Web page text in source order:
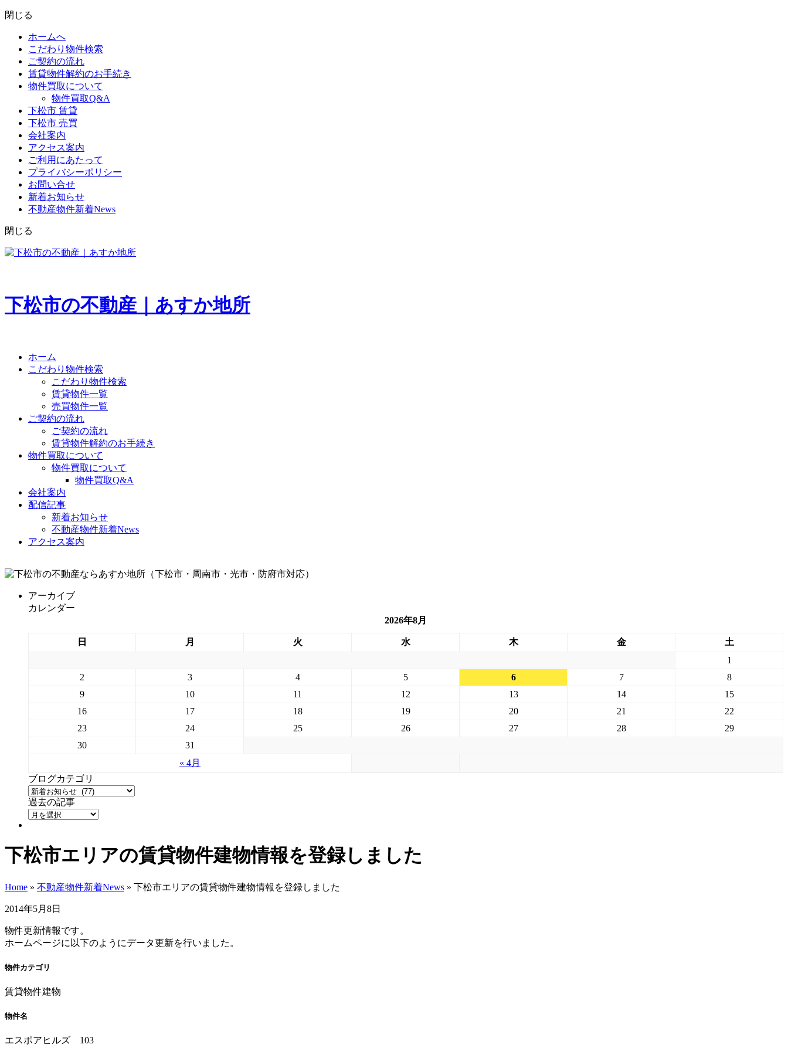
閉じる
ホームへ
こだわり物件検索
ご契約の流れ
賃貸物件解約のお手続き
物件買取について
物件買取Q&A
下松市 賃貸
下松市 売買
会社案内
アクセス案内
ご利用にあたって
プライバシーポリシー
お問い合せ
新着お知らせ
不動産物件新着News
閉じる
下松市の不動産｜あすか地所
ホーム
こだわり物件検索
こだわり物件検索
賃貸物件一覧
売買物件一覧
ご契約の流れ
ご契約の流れ
賃貸物件解約のお手続き
物件買取について
物件買取について
物件買取Q&A
会社案内
配信記事
新着お知らせ
不動産物件新着News
アクセス案内
アーカイブ
カレンダー
2026年8月
日 月 火 水 木 金 土
« 4月
1
2
3 4 5 6 7
8
9
10 11 12 13 14
15
16
17 18 19 20 21
22
23
24 25 26 27 28
29
30
31
ブログカテゴリ
過去の記事
下松市エリアの賃貸物件建物情報を登録しました
Home » 不動産物件新着News » 下松市エリアの賃貸物件建物情報を登録しました
2014年5月8日
物件更新情報です。
ホームページに以下のようにデータ更新を行いました。
物件カテゴリ
賃貸物件建物
物件名
エスポアヒルズ 103